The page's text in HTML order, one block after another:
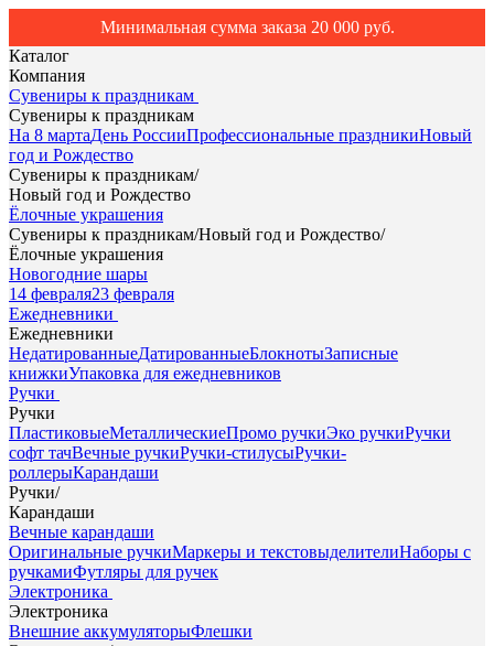
Минимальная сумма заказа 20 000 руб.
Каталог
Компания
Сувениры к праздникам
Сувениры к праздникам
На 8 мартаДень РоссииПрофессиональные праздникиНовый
год и Рождество
Сувениры к праздникам/
Новый год и Рождество
Ёлочные украшения
Сувениры к праздникам/Новый год и Рождество/
Ёлочные украшения
Новогодние шары
14 февраля23 февраля
Ежедневники
Ежедневники
НедатированныеДатированныеБлокнотыЗаписные
книжкиУпаковка для ежедневников
Ручки
Ручки
ПластиковыеМеталлическиеПромо ручкиЭко ручкиРучки
софт тачВечные ручкиРучки-стилусыРучки-
роллерыКарандаши
Ручки/
Карандаши
Вечные карандаши
Оригинальные ручкиМаркеры и текстовыделителиНаборы с
ручкамиФутляры для ручек
Электроника
Электроника
Внешние аккумуляторыФлешки